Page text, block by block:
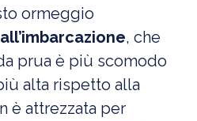
ormeggio
, che
prua è più scomodo
alta rispetto alla
è attrezzata per